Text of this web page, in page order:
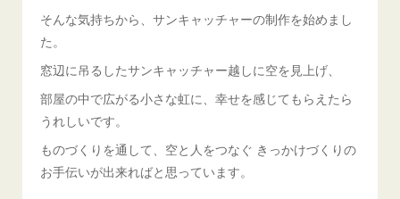
そんな気持ちから、サンキャッチャーの制作を始めまし
た。
窓辺に吊るしたサンキャッチャー越しに空を見上げ、
部屋の中で広がる小さな虹に、幸せを感じてもらえたら
うれしいです。
ものづくりを通して、空と人をつなぐ きっかけづくりの
お手伝いが出来ればと思っています。